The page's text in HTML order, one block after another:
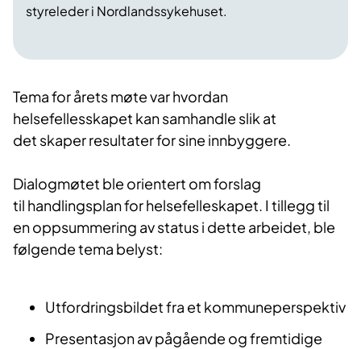
styreleder i Nordlandssykehuset.
Tema for årets møte var hvordan
helsefellesskapet kan samhandle slik at
det skaper resultater for sine innbyggere.
Dialogmøtet ble orientert om forslag
til handlingsplan for helsefelleskapet. I tillegg til
en oppsummering av status i dette arbeidet, ble
følgende tema belyst:
Utfordringsbildet fra et kommuneperspektiv
Presentasjon av pågående og fremtidige